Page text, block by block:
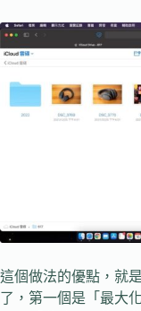
這個做法的優點，就
了，第一個是「最大